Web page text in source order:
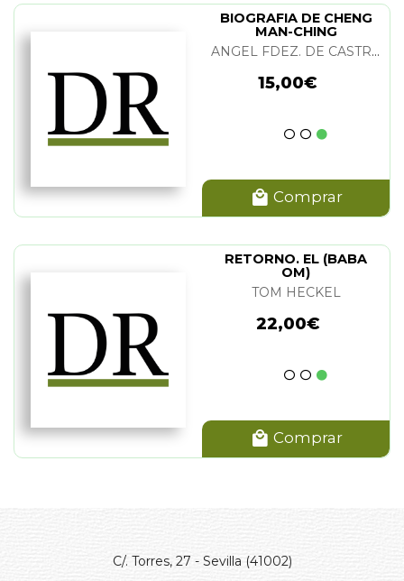
BIOGRAFIA DE CHENG
MAN-CHING
ANGEL FDEZ. DE CASTRO
15,00€
Comprar
RETORNO. EL (BABA
OM)
TOM HECKEL
22,00€
Comprar
C/. Torres, 27 - Sevilla (41002)